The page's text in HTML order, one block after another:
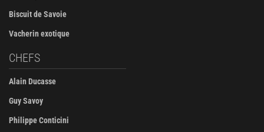
Biscuit de Savoie
Vacherin exotique
CHEFS
Alain Ducasse
Guy Savoy
Philippe Conticini